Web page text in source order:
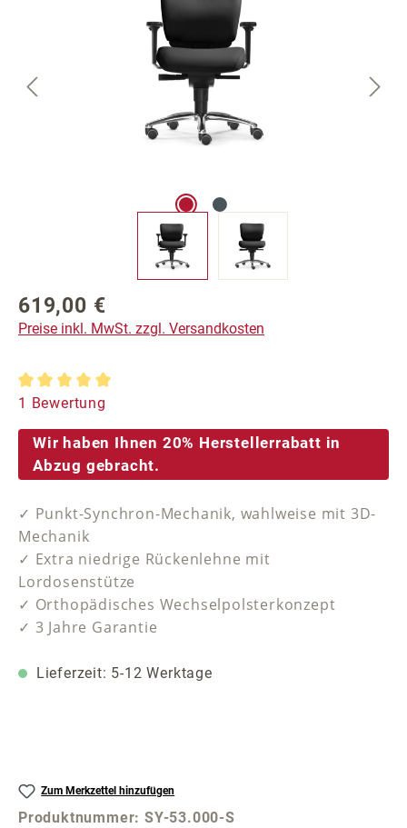
Regulärer Preis:
619,00 €
Preise inkl. MwSt. zzgl. Versandkosten
Durchschnittliche Bewertung von 5 von 5 Sternen
1 Bewertung
Wir haben Ihnen 20% Herstellerrabatt in
Abzug gebracht.
✓ Punkt-Synchron-Mechanik, wahlweise mit 3D-
Mechanik
✓ Extra niedrige Rückenlehne mit
Lordosenstütze
✓ Orthopädisches Wechselpolsterkonzept
✓ 3 Jahre Garantie
Lieferzeit: 5-12 Werktage
Zum Merkzettel hinzufügen
Produktnummer:SY-53.000-S